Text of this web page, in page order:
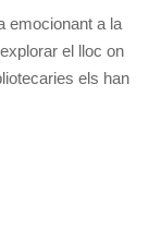
emocionant a la
el lloc on
els han